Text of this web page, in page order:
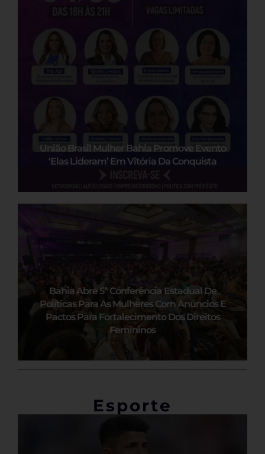
União Brasil Mulher Bahia Promove Evento
‘Elas Lideram’ Em Vitória Da Conquista
Bahia Abre 5ª Conferência Estadual De
Políticas Para As Mulheres Com Anúncios E
Pactos Para Fortalecimento Dos Direitos
Femininos
Esporte